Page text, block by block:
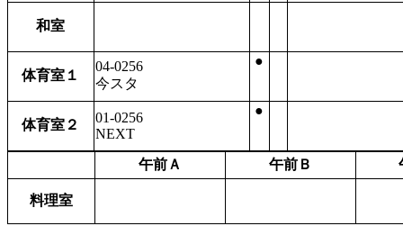
和室
体育室１
04-0256
今スタ
●
体育室２
01-0256
NEXT
●
午前Ａ 午前Ｂ
料理室